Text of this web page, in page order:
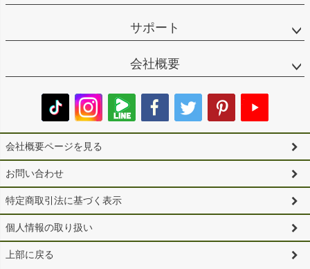
サポート
会社概要
会社概要ページを見る
お問い合わせ
特定商取引法に基づく表示
個人情報の取り扱い
上部に戻る